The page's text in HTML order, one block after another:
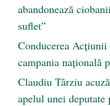
abandonează
suflet”
Conducerea
campania națională
Claudiu Târziu
apelul unei